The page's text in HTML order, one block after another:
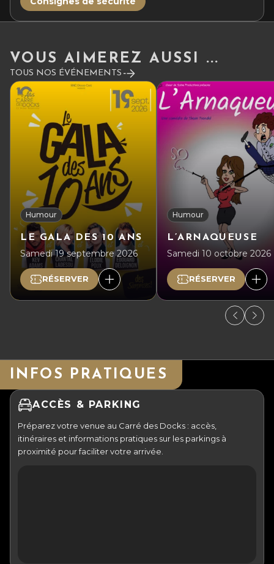
VOUS AIMEREZ AUSSI ...
TOUS NOS ÉVÉNEMENTS
Humour
LE GALA DES 10 ANS
Samedi 19 septembre 2026
RÉSERVER
Humour
L’ARNAQUEUSE
Samedi 10 octobre 2026
RÉSERVER
INFOS PRATIQUES
ACCÈS & PARKING
Préparez votre venue au Carré des Docks : accès,
itinéraires et informations pratiques sur les parkings à
proximité pour faciliter votre arrivée.